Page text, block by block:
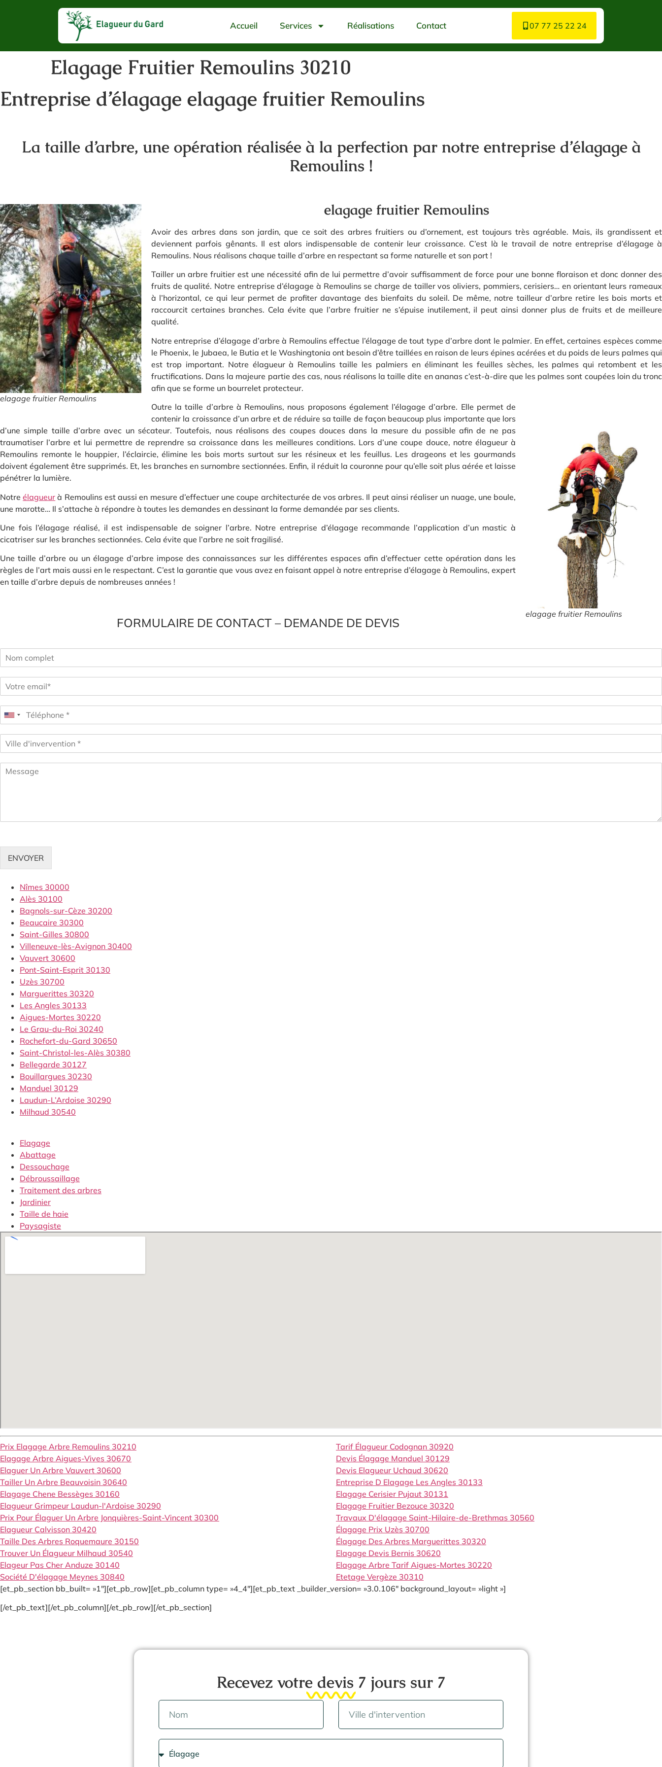
Accueil Services Réalisations Contact 07 77 25 22 24
Elagage Fruitier Remoulins 30210
Entreprise d’élagage elagage fruitier Remoulins
La taille d’arbre, une opération réalisée à la perfection par notre entreprise d’élagage à
Remoulins !
elagage fruitier Remoulins
elagage fruitier Remoulins
Avoir des arbres dans son jardin, que ce soit des arbres fruitiers ou d’ornement, est toujours très agréable. Mais, ils grandissent et
deviennent parfois gênants. Il est alors indispensable de contenir leur croissance. C’est là le travail de notre entreprise d’élagage à
Remoulins. Nous réalisons chaque taille d’arbre en respectant sa forme naturelle et son port !
Tailler un arbre fruitier est une nécessité afin de lui permettre d’avoir suffisamment de force pour une bonne floraison et donc donner des
fruits de qualité. Notre entreprise d’élagage à Remoulins se charge de tailler vos oliviers, pommiers, cerisiers… en orientant leurs rameaux
à l’horizontal, ce qui leur permet de profiter davantage des bienfaits du soleil. De même, notre tailleur d’arbre retire les bois morts et
raccourcit certaines branches. Cela évite que l’arbre fruitier ne s’épuise inutilement, il peut ainsi donner plus de fruits et de meilleure
qualité.
Notre entreprise d’élagage d’arbre à Remoulins effectue l’élagage de tout type d’arbre dont le palmier. En effet, certaines espèces comme
le Phoenix, le Jubaea, le Butia et le Washingtonia ont besoin d’être taillées en raison de leurs épines acérées et du poids de leurs palmes qui
est trop important. Notre élagueur à Remoulins taille les palmiers en éliminant les feuilles sèches, les palmes qui retombent et les
fructifications. Dans la majeure partie des cas, nous réalisons la taille dite en ananas c’est-à-dire que les palmes sont coupées loin du tronc
afin que se forme un bourrelet protecteur.
elagage fruitier Remoulins
Outre la taille d’arbre à Remoulins, nous proposons également l’élagage d’arbre. Elle permet de
contenir la croissance d’un arbre et de réduire sa taille de façon beaucoup plus importante que lors
d’une simple taille d’arbre avec un sécateur. Toutefois, nous réalisons des coupes douces dans la mesure du possible afin de ne pas
traumatiser l’arbre et lui permettre de reprendre sa croissance dans les meilleures conditions. Lors d’une coupe douce, notre élagueur à
Remoulins remonte le houppier, l’éclaircie, élimine les bois morts surtout sur les résineux et les feuillus. Les drageons et les gourmands
doivent également être supprimés. Et, les branches en surnombre sectionnées. Enfin, il réduit la couronne pour qu’elle soit plus aérée et laisse
pénétrer la lumière.
Notreélagueur à Remoulins est aussi en mesure d’effectuer une coupe architecturée de vos arbres. Il peut ainsi réaliser un nuage, une boule,
une marotte… Il s’attache à répondre à toutes les demandes en dessinant la forme demandée par ses clients.
Une fois l’élagage réalisé, il est indispensable de soigner l’arbre. Notre entreprise d’élagage recommande l’application d’un mastic à
cicatriser sur les branches sectionnées. Cela évite que l’arbre ne soit fragilisé.
Une taille d’arbre ou un élagage d’arbre impose des connaissances sur les différentes espaces afin d’effectuer cette opération dans les
règles de l’art mais aussi en le respectant. C’est la garantie que vous avez en faisant appel à notre entreprise d’élagage à Remoulins, expert
en taille d’arbre depuis de nombreuses années !
FORMULAIRE DE CONTACT – DEMANDE DE DEVIS
ENVOYER
Nîmes 30000
Alès 30100
Bagnols-sur-Cèze 30200
Beaucaire 30300
Saint-Gilles 30800
Villeneuve-lès-Avignon 30400
Vauvert 30600
Pont-Saint-Esprit 30130
Uzès 30700
Marguerittes 30320
Les Angles 30133
Aigues-Mortes 30220
Le Grau-du-Roi 30240
Rochefort-du-Gard 30650
Saint-Christol-les-Alès 30380
Bellegarde 30127
Bouillargues 30230
Manduel 30129
Laudun-L’Ardoise 30290
Milhaud 30540
Elagage
Abattage
Dessouchage
Débroussaillage
Traitement des arbres
Jardinier
Taille de haie
Paysagiste
Prix Elagage Arbre Remoulins 30210
Elagage Arbre Aigues-Vives 30670
Elaguer Un Arbre Vauvert 30600
Tailler Un Arbre Beauvoisin 30640
Elagage Chene Bessèges 30160
Elagueur Grimpeur Laudun-l'Ardoise 30290
Prix Pour Élaguer Un Arbre Jonquières-Saint-Vincent 30300
Elagueur Calvisson 30420
Taille Des Arbres Roquemaure 30150
Trouver Un Élagueur Milhaud 30540
Elageur Pas Cher Anduze 30140
Société D'élagage Meynes 30840
Tarif Élagueur Codognan 30920
Devis Élagage Manduel 30129
Devis Elagueur Uchaud 30620
Entreprise D Elagage Les Angles 30133
Elagage Cerisier Pujaut 30131
Elagage Fruitier Bezouce 30320
Travaux D'élagage Saint-Hilaire-de-Brethmas 30560
Élagage Prix Uzès 30700
Élagage Des Arbres Marguerittes 30320
Elagage Devis Bernis 30620
Elagage Arbre Tarif Aigues-Mortes 30220
Etetage Vergèze 30310
[et_pb_section bb_built= »1″][et_pb_row][et_pb_column type= »4_4″][et_pb_text _builder_version= »3.0.106″ background_layout= »light »]
[/et_pb_text][/et_pb_column][/et_pb_row][/et_pb_section]
Recevez votre devis 7 jours sur 7